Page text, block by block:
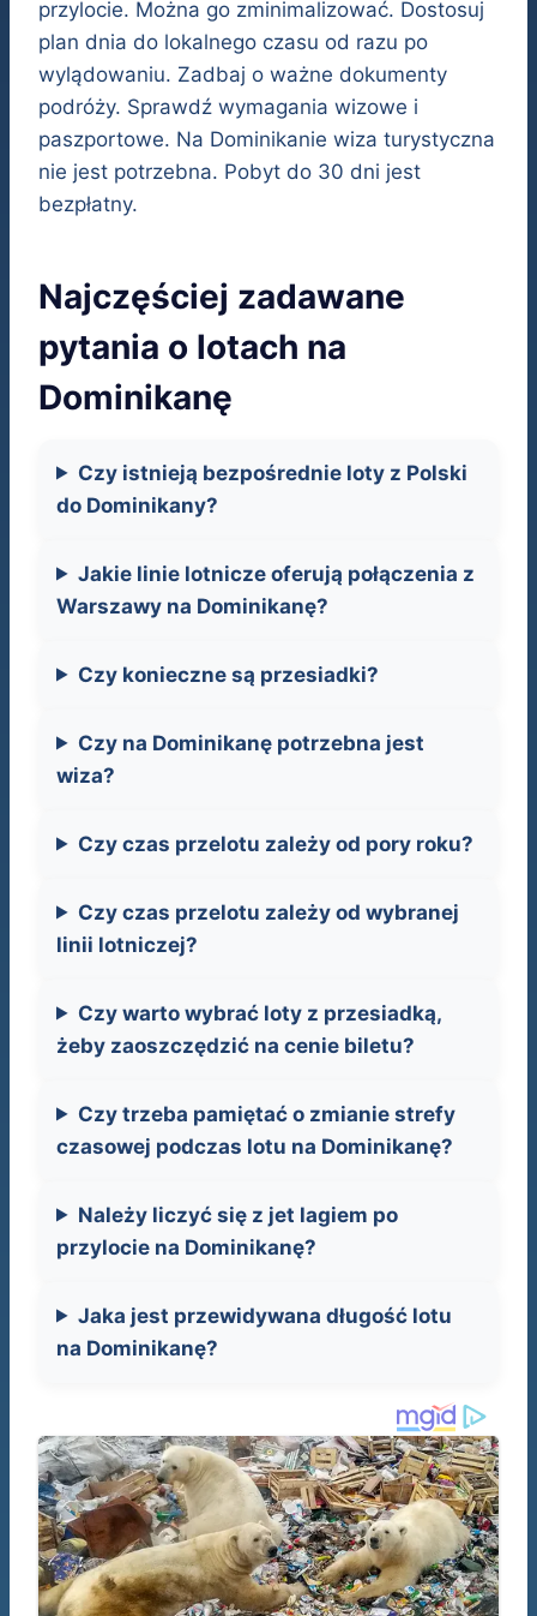
przylocie. Można go zminimalizować. Dostosuj
plan dnia do lokalnego czasu od razu po
wylądowaniu. Zadbaj o ważne dokumenty
podróży. Sprawdź wymagania wizowe i
paszportowe. Na Dominikanie wiza turystyczna
nie jest potrzebna. Pobyt do 30 dni jest
bezpłatny.
Najczęściej zadawane
pytania o lotach na
Dominikanę
Czy istnieją bezpośrednie loty z Polski
do Dominikany?
Jakie linie lotnicze oferują połączenia z
Warszawy na Dominikanę?
Czy konieczne są przesiadki?
Czy na Dominikanę potrzebna jest
wiza?
Czy czas przelotu zależy od pory roku?
Czy czas przelotu zależy od wybranej
linii lotniczej?
Czy warto wybrać loty z przesiadką,
żeby zaoszczędzić na cenie biletu?
Czy trzeba pamiętać o zmianie strefy
czasowej podczas lotu na Dominikanę?
Należy liczyć się z jet lagiem po
przylocie na Dominikanę?
Jaka jest przewidywana długość lotu
na Dominikanę?